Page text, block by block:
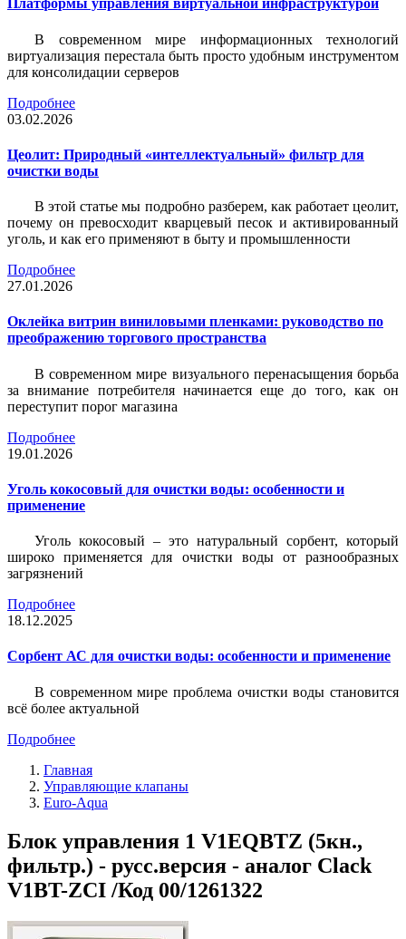
Платформы управления виртуальной инфраструктурой
В современном мире информационных технологий
виртуализация перестала быть просто удобным инструментом
для консолидации серверов
Подробнее
03.02.2026
Цеолит: Природный «интеллектуальный» фильтр для
очистки воды
В этой статье мы подробно разберем, как работает цеолит,
почему он превосходит кварцевый песок и активированный
уголь, и как его применяют в быту и промышленности
Подробнее
27.01.2026
Оклейка витрин виниловыми пленками: руководство по
преображению торгового пространства
В современном мире визуального перенасыщения борьба
за внимание потребителя начинается еще до того, как он
переступит порог магазина
Подробнее
19.01.2026
Уголь кокосовый для очистки воды: особенности и
применение
Уголь кокосовый – это натуральный сорбент, который
широко применяется для очистки воды от разнообразных
загрязнений
Подробнее
18.12.2025
Сорбент АС для очистки воды: особенности и применение
В современном мире проблема очистки воды становится
всё более актуальной
Подробнее
Главная
Управляющие клапаны
Euro-Aqua
Блок управления 1 V1EQBTZ (5кн.,
фильтр.) - русс.версия - аналог Clack
V1BT-ZCI /Код 00/1261322